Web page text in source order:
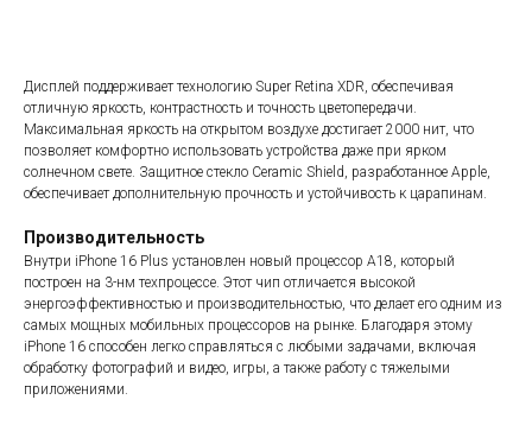
Дисплей поддерживает технологию Super Retina XDR, обеспечивая
отличную яркость, контрастность и точность цветопередачи.
Максимальная яркость на открытом воздухе достигает 2000 нит, что
позволяет комфортно использовать устройства даже при ярком
солнечном свете. Защитное стекло Ceramic Shield, разработанное Apple,
обеспечивает дополнительную прочность и устойчивость к царапинам.
Производительность
Внутри iPhone 16 Plus установлен новый процессор A18, который
построен на 3-нм техпроцессе. Этот чип отличается высокой
энергоэффективностью и производительностью, что делает его одним из
самых мощных мобильных процессоров на рынке. Благодаря этому
iPhone 16 способен легко справляться с любыми задачами, включая
обработку фотографий и видео, игры, а также работу с тяжелыми
приложениями.